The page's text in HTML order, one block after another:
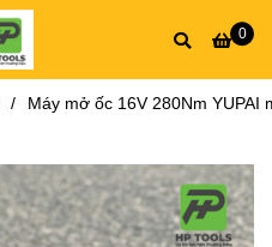
0
/ Máy mở ốc 16V 280Nm YUPAI